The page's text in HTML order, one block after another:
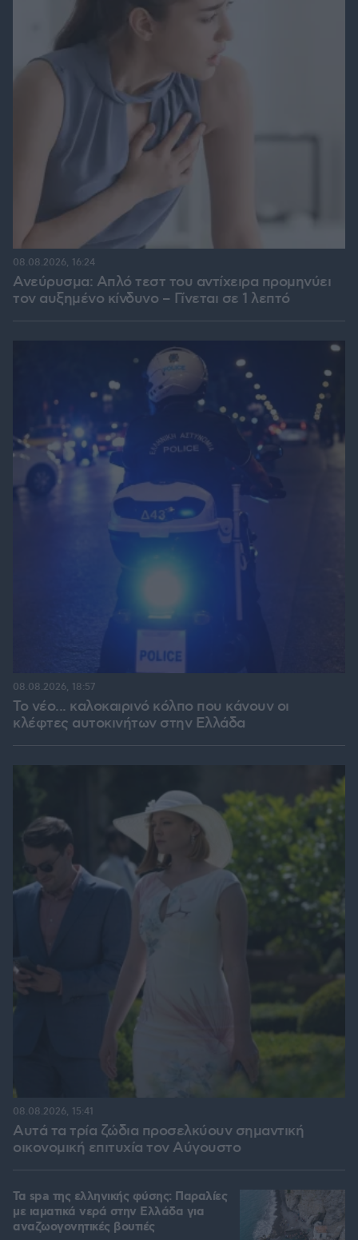
Ανεύρυσμα: Απλό τεστ του αντίχειρα προμηνύει
τον αυξημένο κίνδυνο – Γίνεται σε 1 λεπτό
08.08.2026, 16:24
Το νέο... καλοκαιρινό κόλπο που κάνουν οι
κλέφτες αυτοκινήτων στην Ελλάδα
08.08.2026, 18:57
Αυτά τα τρία ζώδια προσελκύουν σημαντική
οικονομική επιτυχία τον Αύγουστο
08.08.2026, 15:41
Τα spa της ελληνικής φύσης: Παραλίες
με ιαματικά νερά στην Ελλάδα για
αναζωογονητικές βουτιές